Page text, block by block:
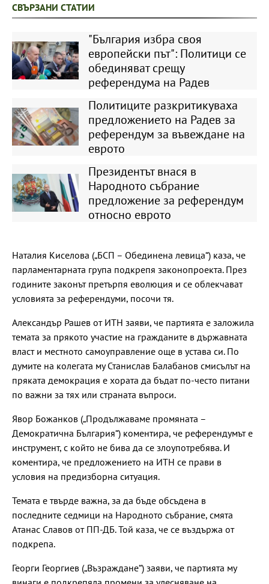
СВЪРЗАНИ СТАТИИ
"България избра своя
европейски път": Политици се
обединяват срещу
референдума на Радев
Политиците разкритикуваха
предложението на Радев за
референдум за въвеждане на
еврото
Президентът внася в
Народното събрание
предложение за референдум
относно еврото
Наталия Киселова („БСП – Обединена левица“) каза, че
парламентарната група подкрепя законопроекта. През
годините законът претърпя еволюция и се облекчават
условията за референдуми, посочи тя.
Александър Рашев от ИТН заяви, че партията е заложила
темата за прякото участие на гражданите в държавната
власт и местното самоуправление още в устава си. По
думите на колегата му Станислав Балабанов смисълът на
пряката демокрация е хората да бъдат по-често питани
по важни за тях или страната въпроси.
Явор Божанков („Продължаваме промяната –
Демократична България“) коментира, че референдумът е
инструмент, с който не бива да се злоупотребява. И
коментира, че предложението на ИТН се прави в
условия на предизборна ситуация.
Темата е твърде важна, за да бъде обсъдена в
последните седмици на Народното събрание, смята
Атанас Славов от ПП-ДБ. Той каза, че се въздържа от
подкрепа.
Георги Георгиев („Възраждане“) заяви, че партията му